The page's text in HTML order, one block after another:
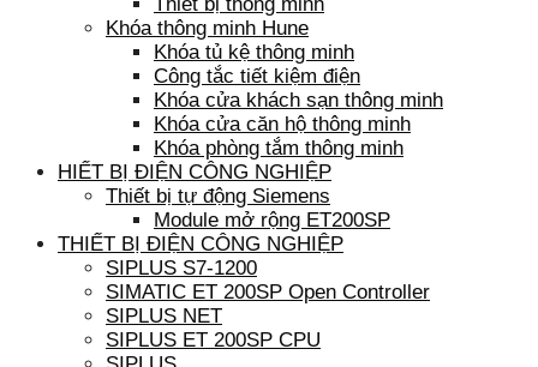
Thiết bị thông minh
Khóa thông minh Hune
Khóa tủ kệ thông minh
Công tắc tiết kiệm điện
Khóa cửa khách sạn thông minh
Khóa cửa căn hộ thông minh
Khóa phòng tắm thông minh
HIẾT BỊ ĐIỆN CÔNG NGHIỆP
Thiết bị tự động Siemens
Module mở rộng ET200SP
THIẾT BỊ ĐIỆN CÔNG NGHIỆP
SIPLUS S7-1200
SIMATIC ET 200SP Open Controller
SIPLUS NET
SIPLUS ET 200SP CPU